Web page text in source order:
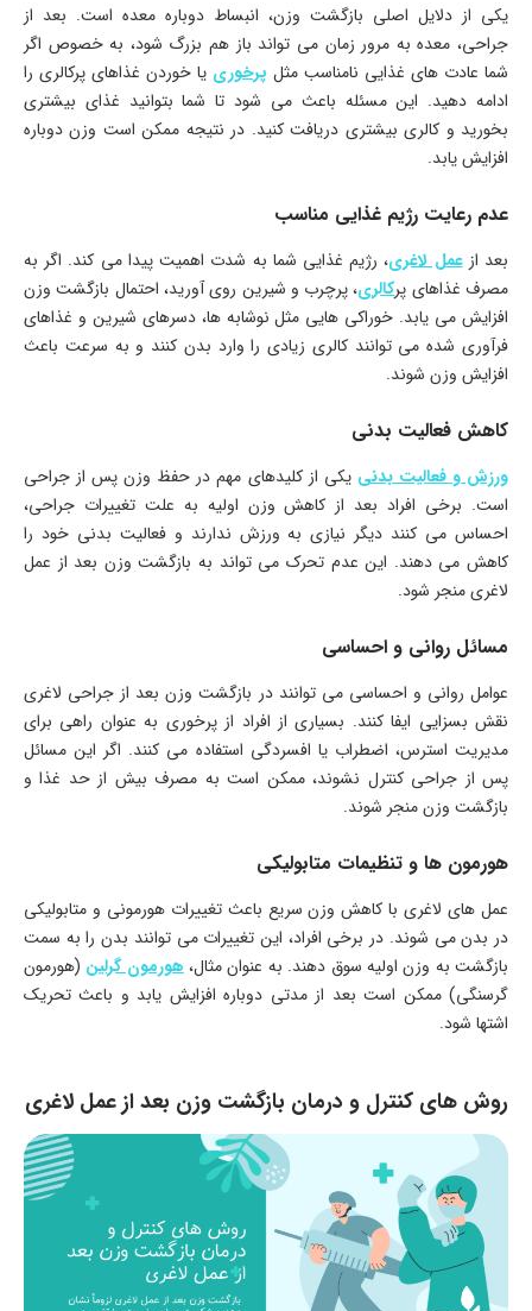
یکی از دلایل اصلی بازگشت وزن، انبساط دوباره معده است. بعد از
جراحی، معده به مرور زمان می تواند باز هم بزرگ شود، به خصوص اگر
شما عادت های غذایی نامناسب مثل پرخوری یا خوردن غذاهای پرکالری را
ادامه دهید. این مسئله باعث می شود تا شما بتوانید غذای بیشتری
بخورید و کالری بیشتری دریافت کنید. در نتیجه ممکن است وزن دوباره
افزایش یابد.
عدم رعایت رژیم غذایی مناسب
بعد ازعمل لاغری، رژیم غذایی شما به شدت اهمیت پیدا می کند. اگر به
مصرف غذاهای پرکالری، پرچرب و شیرین روی آورید، احتمال بازگشت وزن
افزایش می یابد. خوراکی هایی مثل نوشابه ها، دسرهای شیرین و غذاهای
فرآوری شده می توانند کالری زیادی را وارد بدن کنند و به سرعت باعث
افزایش وزن شوند.
کاهش فعالیت بدنی
ورزش و فعالیت بدنی یکی از کلیدهای مهم در حفظ وزن پس از جراحی
است. برخی افراد بعد از کاهش وزن اولیه به علت تغییرات جراحی،
احساس می کنند دیگر نیازی به ورزش ندارند و فعالیت بدنی خود را
کاهش می دهند. این عدم تحرک می تواند به بازگشت وزن بعد از عمل
لاغری منجر شود.
مسائل روانی و احساسی
عوامل روانی و احساسی می توانند در بازگشت وزن بعد از جراحی لاغری
نقش بسزایی ایفا کنند. بسیاری از افراد از پرخوری به عنوان راهی برای
مدیریت استرس، اضطراب یا افسردگی استفاده می کنند. اگر این مسائل
پس از جراحی کنترل نشوند، ممکن است به مصرف بیش از حد غذا و
بازگشت وزن منجر شوند.
هورمون ها و تنظیمات متابولیکی
عمل های لاغری با کاهش وزن سریع باعث تغییرات هورمونی و متابولیکی
در بدن می شوند. در برخی افراد، این تغییرات می توانند بدن را به سمت
بازگشت به وزن اولیه سوق دهند. به عنوان مثال،هورمون گرلین (هورمون
گرسنگی) ممکن است بعد از مدتی دوباره افزایش یابد و باعث تحریک
اشتها شود.
روش های کنترل و درمان بازگشت وزن بعد از عمل لاغری